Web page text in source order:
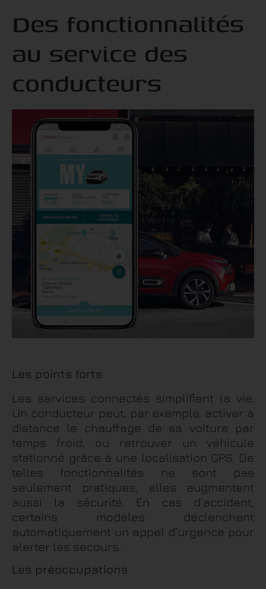
Des fonctionnalités
au service des
conducteurs
Les points forts
Les services connectés simplifient la vie.
Un conducteur peut, par exemple, activer à
distance le chauffage de sa voiture par
temps froid, ou retrouver un véhicule
stationné grâce à une localisation GPS. De
telles fonctionnalités ne sont pas
seulement pratiques, elles augmentent
aussi la sécurité. En cas d’accident,
certains modèles déclenchent
automatiquement un appel d’urgence pour
alerter les secours.
Les préoccupations